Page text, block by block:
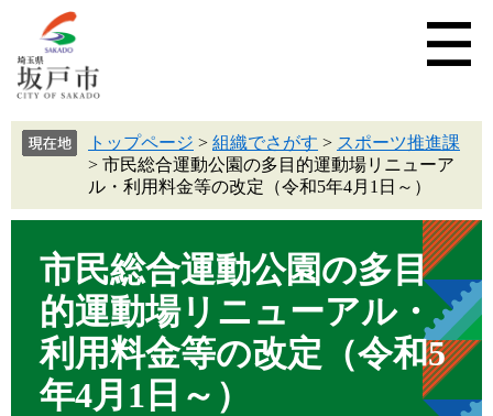
トップページ > 組織でさがす > スポーツ推進課
> 市民総合運動公園の多目的運動場リニューア
ル・利用料金等の改定（令和5年4月1日～）
市民総合運動公園の多目
的運動場リニューアル・
利用料金等の改定（令和5
年4月1日～）